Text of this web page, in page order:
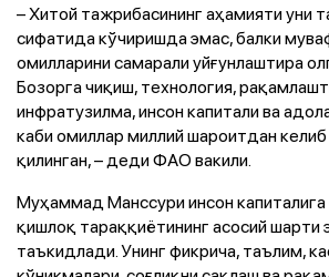
– Хитой тажрибасининг аҳамияти уни
сифатида кўчиришда эмас, балки
омилларини самарали уйғунлаштира
Бозорга чиқиш, технология,
инфратузилма, инсон капитали ва
каби омиллар миллий шароитдан
қилинган, – деди ФАО вакили.
Муҳаммад Манссури инсон
қишлоқ тараққиётининг асосий шарти
таъкидлади. Унинг фикрича, таълим,